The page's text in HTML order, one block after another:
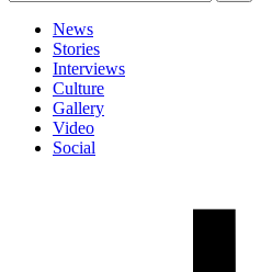
News
Stories
Interviews
Culture
Gallery
Video
Social